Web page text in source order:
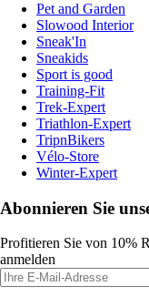
Pet and Garden
Slowood Interior
Sneak'In
Sneakids
Sport is good
Training-Fit
Trek-Expert
Triathlon-Expert
TripnBikers
Vélo-Store
Winter-Expert
Abonnieren Sie
Profitieren Sie von 10%
anmelden